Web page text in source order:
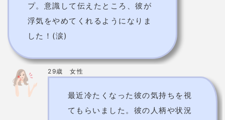
プ。意識して伝えたところ、彼が
浮気をやめてくれるようになりま
した！(涙)
29歳 女性
最近冷たくなった彼の気持ちを視
てもらいました。彼の人柄や状況